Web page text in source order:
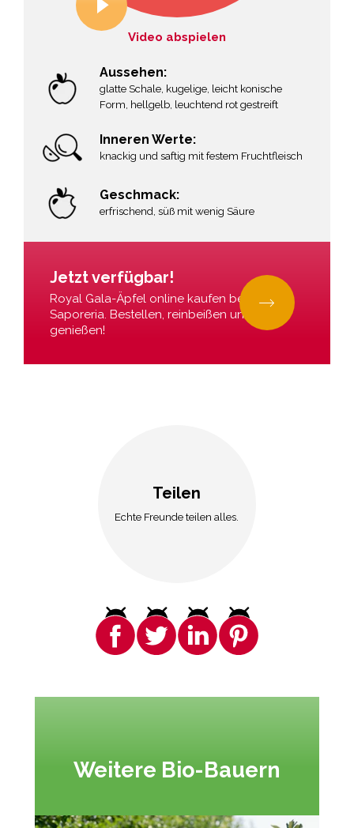
Video abspielen
Aussehen:
glatte Schale, kugelige, leicht konische
Form, hellgelb, leuchtend rot gestreift
Inneren Werte:
knackig und saftig mit festem Fruchtfleisch
Geschmack:
erfrischend, süß mit wenig Säure
Jetzt verfügbar!
Royal Gala-Äpfel online kaufen bei La
Saporeria. Bestellen, reinbeißen und
genießen!
Teilen
Echte Freunde teilen alles.
Weitere Bio-Bauern